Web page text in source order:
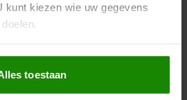
kunt kiezen wie uw gegevens
we ook graag:
over uw geografische
paar meter nauwkeurig kan zijn
toestaan